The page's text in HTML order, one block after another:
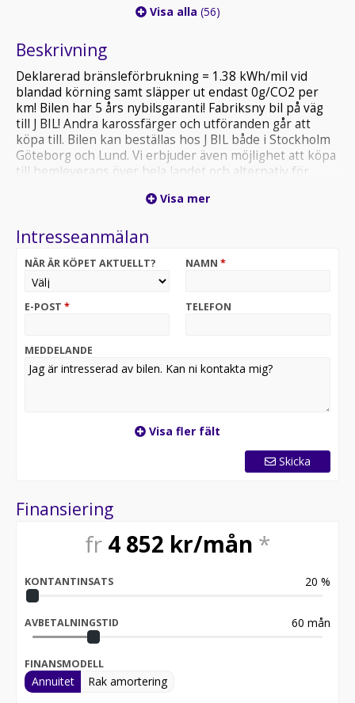
Visa alla (56)
Beskrivning
Deklarerad bränsleförbrukning = 1.38 kWh/mil vid
blandad körning samt släpper ut endast 0g/CO2 per
km! Bilen har 5 års nybilsgaranti! Fabriksny bil på väg
till J BIL! Andra karossfärger och utföranden går att
köpa till. Bilen kan beställas hos J BIL både i Stockholm
Göteborg och Lund. Vi erbjuder även möjlighet att köpa
till hemleverans över hela landet och alternativ för
kontakta våra säljare för priser samt
Visa mer
Intresseanmälan
NÄR ÄR KÖPET AKTUELLT? NAMN *
E-POST * TELEFON
MEDDELANDE
Visa fler fält
Skicka
Finansiering
fr 4 852 kr/mån *
KONTANTINSATS 20 %
AVBETALNINGSTID 60 mån
FINANSMODELL
Annuitet Rak amortering